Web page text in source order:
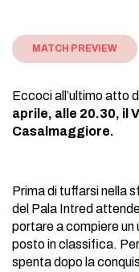
MATCH PREVIEW
Eccoci all’ultimo atto
aprile, alle 20.30, il
Casalmaggiore.
Prima di tuffarsi nella
del Pala Intred
portare a compiere
posto in classifica.
spenta dopo la